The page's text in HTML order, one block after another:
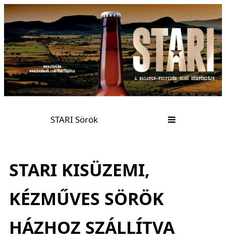
STARI Sörök
STARI KISÜZEMI,
KÉZMŰVES SÖRÖK
HÁZHOZ SZÁLLÍTVA